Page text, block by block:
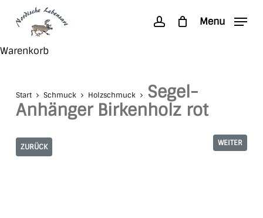
content
accountMenu
WarenkorbClose
Start Schmuck Holzschmuck
Segel-
Anhänger Birkenholz rot
ZURÜCK WEITER